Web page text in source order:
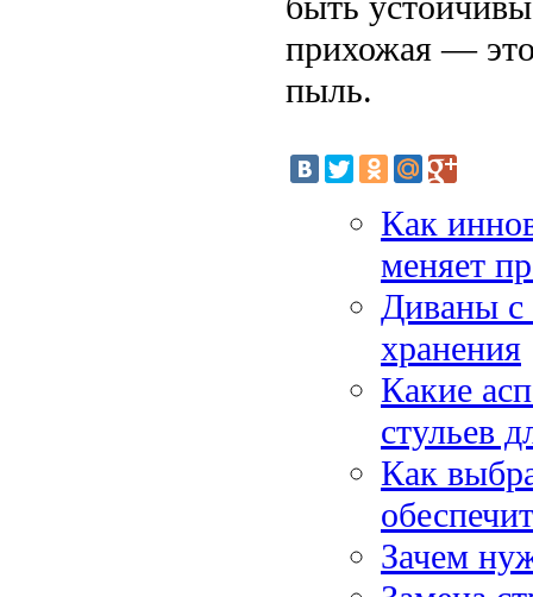
прихожая — это
пыль.
Как
меняет
Диваны с
хранения
Какие
стульев
Как
Зачем